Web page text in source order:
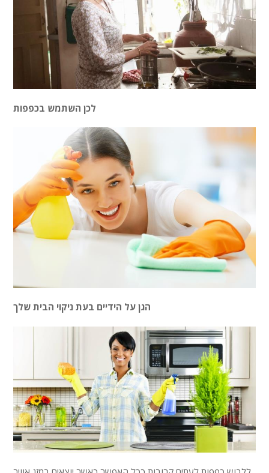
לכן השתמש בכפפות
הגן על הידיים בעת ניקוי הבית שלך